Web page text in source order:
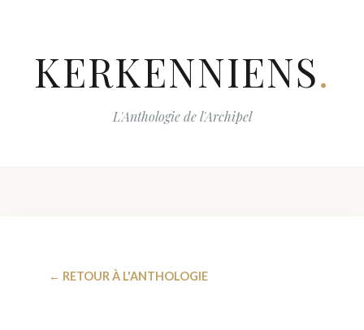
KERKENNIENS.
L'Anthologie de l'Archipel
← RETOUR À L'ANTHOLOGIE